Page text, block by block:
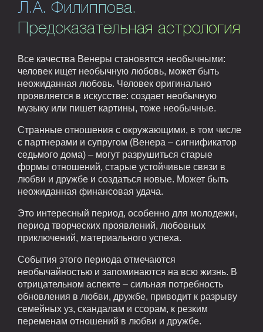
Л.А. Филиппова.
Предсказательная астрология
Все качества Венеры становятся необычными:
человек ищет необычную любовь, может быть
неожиданная любовь. Человек оригинально
проявляется в искусстве: создает необычную
музыку или пишет картины, тоже необычные.
Странные отношения с окружающими, в том числе
с партнерами и супругом (Венера – сигнификатор
седьмого дома) – могут разрушиться старые
формы отношений, старые устойчивые связи в
любви и дружбе и создаться новые. Может быть
неожиданная финансовая удача.
Это интересный период, особенно для молодежи,
период творческих проявлений, любовных
приключений, материального успеха.
События этого периода отмечаются
необычайностью и запоминаются на всю жизнь. В
отрицательном аспекте – сильная потребность
обновления в любви, дружбе, приводит к разрыву
семейных уз, скандалам и ссорам, к резким
переменам отношений в любви и дружбе.